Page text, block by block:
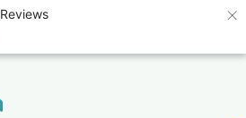
Reviews ×